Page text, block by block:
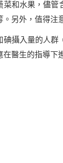
菜和水果，儘管
。另外，值得注
碘攝入量的人群
在醫生的指導下